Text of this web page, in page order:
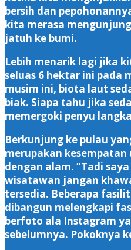
bersih dan
kita merasa
jatuh ke bumi.
Lebih menarik lagi jika
seluas 6 hektar ini pada
musim ini, biota laut
biak. Siapa tahu jika
memergoki penyu
Berkunjung ke pulau
merupakan
dengan alam. “Tadi
wisatawan jangan
tersedia. Beberapa
dibangun melengkapi
berfoto ala Instagram
sebelumnya. Pokoknya